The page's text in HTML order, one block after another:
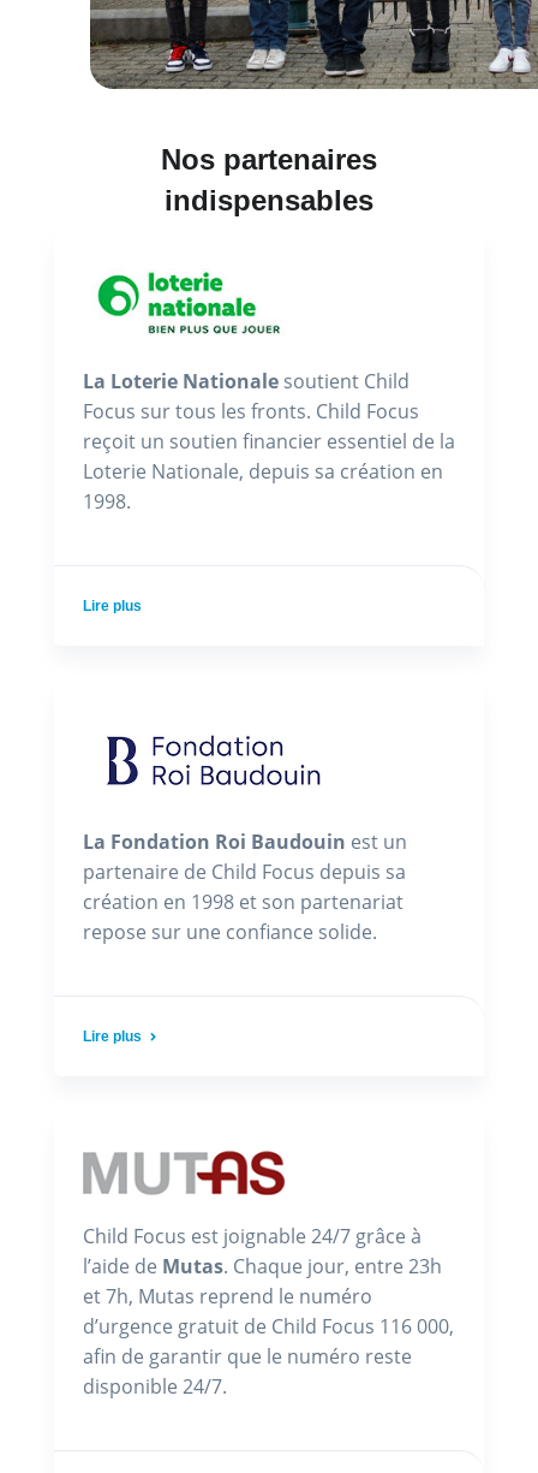
Nos partenaires
indispensables
La Loterie Nationale soutient Child
Focus sur tous les fronts. Child Focus
reçoit un soutien financier essentiel de la
Loterie Nationale, depuis sa création en
1998.
Lire plus
La Fondation Roi Baudouin est un
partenaire de Child Focus depuis sa
création en 1998 et son partenariat
repose sur une confiance solide.
Lire plus
Child Focus est joignable 24/7 grâce à
l’aide de Mutas. Chaque jour, entre 23h
et 7h, Mutas reprend le numéro
d’urgence gratuit de Child Focus 116 000,
afin de garantir que le numéro reste
disponible 24/7.